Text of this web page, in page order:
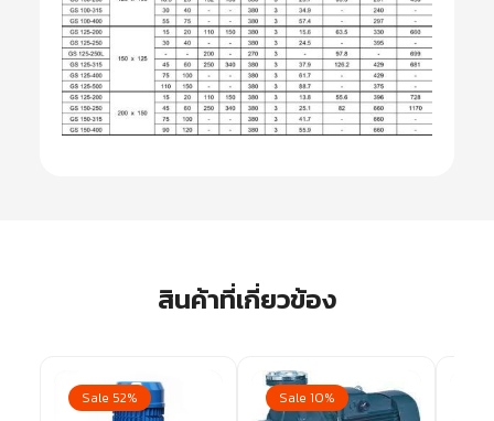
สินค้าที่เกี่ยวข้อง
Sale 52% Sale 10%